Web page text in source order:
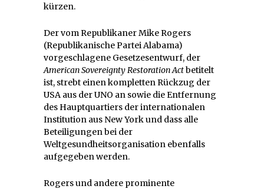
kürzen.
Der vom Republikaner Mike Rogers
(Republikanische Partei Alabama)
vorgeschlagene Gesetzesentwurf, der
American Sovereignty Restoration Actbetitelt
ist, strebt einen kompletten Rückzug der
USA aus der UNO an sowie die Entfernung
des Hauptquartiers der internationalen
Institution aus New York und dass alle
Beteiligungen bei der
Weltgesundheitsorganisation ebenfalls
aufgegeben werden.
Rogers und andere prominente